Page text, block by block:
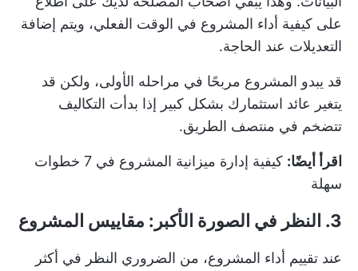
على كيفية أداء المشروع في الوقت الفعلي، ويتم إضافة
التعديلات عند الحاجة.
قد يبدو المشروع مربحًا في مراحله الأولى، ولكن قد
يتغير عائد استثمارك بشكل كبير إذا بدأت التكاليف
تتضخم في منتصف الطريق.
اقرأ أيضًا:
كيفية إدارة ميزانية المشروع في 7 خطوات
سهلة
3. النظر في الصورة الأكبر: مقاييس المشروع
عند تقييم أداء المشروع، من الضروري النظر في أكثر